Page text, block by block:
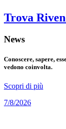
Trova
News
Conoscere, sapere,
vedono coinvolta.
Scopri di più
7/8/2026